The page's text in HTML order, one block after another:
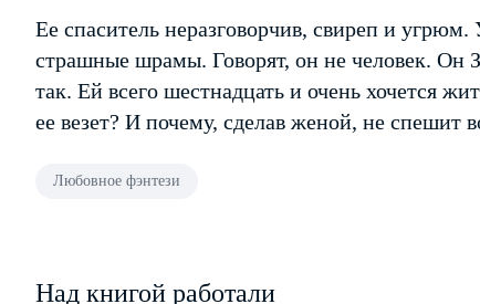
Ее спаситель неразговорчив, свиреп и
страшные шрамы. Говорят, он не человек. Он
так. Ей всего шестнадцать и очень хочется
ее везет? И почему, сделав женой, не спешит
Любовное фэнтези
Над книгой работали